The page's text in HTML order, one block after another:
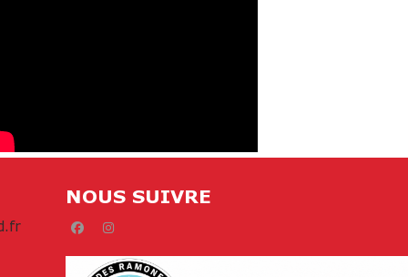
NOUS SUIVRE
facebookinstagram